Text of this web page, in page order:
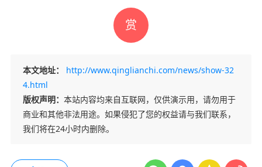
赏
本文地址：
http://www.qinglianchi.com/news/show-32
4.html
版权声明： 本站内容均来自互联网，仅供演示用，请勿用于
商业和其他非法用途。如果侵犯了您的权益请与我们联系，
我们将在24小时内删除。